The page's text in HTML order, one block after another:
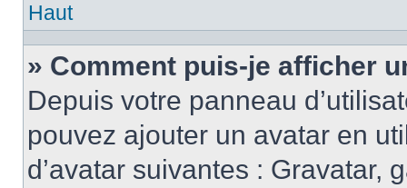
Haut
» Comment puis-je afficher
Depuis votre panneau
pouvez ajouter un avatar en
d’avatar suivantes : Gravatar,